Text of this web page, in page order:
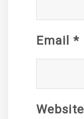
Email *
Website